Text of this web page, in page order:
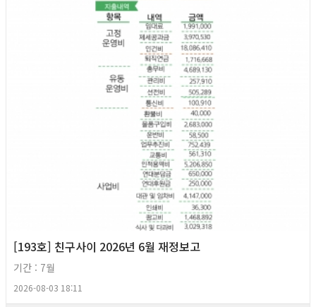
[193호] 친구사이 2026년 6월 재정보고
기간 : 7월
2026-08-03 18:11